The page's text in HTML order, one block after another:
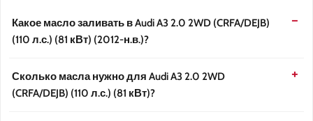
Какое масло заливать в Audi A3 2.0 2WD (CRFA/DEJB)
(110 л.с.) (81 кВт) (2012-н.в.)?
Сколько масла нужно для Audi A3 2.0 2WD
(CRFA/DEJB) (110 л.с.) (81 кВт)?